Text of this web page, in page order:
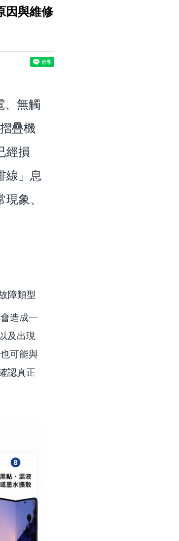
因與維修
、無觸
疊機
經損
線」息
象、
障類型
造成一
及出現
可能與
認真正